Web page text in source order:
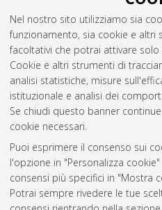
Nel nostro sito utilizziamo sia
funzionamento, sia cookie e altri
facoltativi che potrai attivare
Cookie e altri strumenti di
analisi statistiche, misure
istituzionale e analisi dei
Se chiudi questo banner
cookie necessari.
Puoi esprimere il consenso sui
l'opzione in "Personalizza
consensi più specifici in "Mostra
Potrai sempre rivedere le tue
Altri
Gestione del
Atom
Rss 1.0
Rss 2.0